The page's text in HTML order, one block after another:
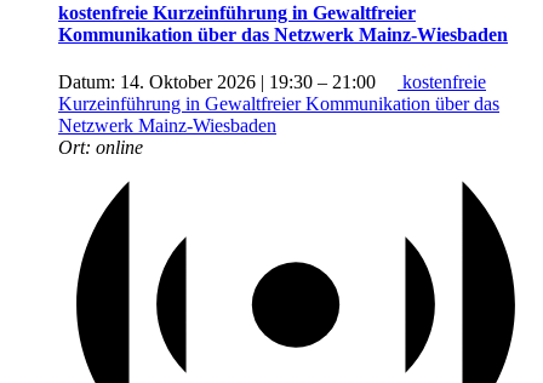
kostenfreie Kurzeinführung in Gewaltfreier
Kommunikation über das Netzwerk Mainz-Wiesbaden
Datum: 14. Oktober 2026 | 19:30 – 21:00
kostenfreie
Kurzeinführung in Gewaltfreier Kommunikation über das
Netzwerk Mainz-Wiesbaden
Ort: online